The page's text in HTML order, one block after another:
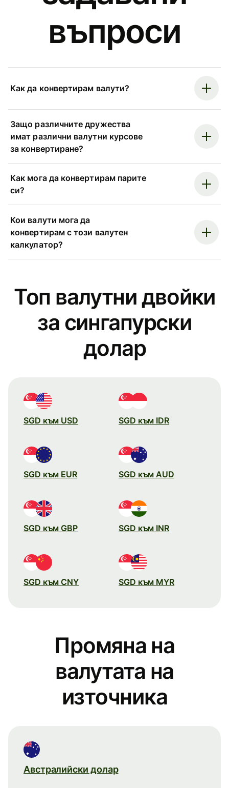
въпроси
Как да конвертирам валути?
Защо различните дружества
имат различни валутни курсове
за конвертиране?
Как мога да конвертирам парите
си?
Кои валути мога да
конвертирам с този валутен
калкулатор?
Топ валутни двойки
за сингапурски
долар
SGD към USD SGD към IDR
SGD към EUR SGD към AUD
SGD към GBP SGD към INR
SGD към CNY SGD към MYR
Промяна на
валутата на
източника
Австралийски долар